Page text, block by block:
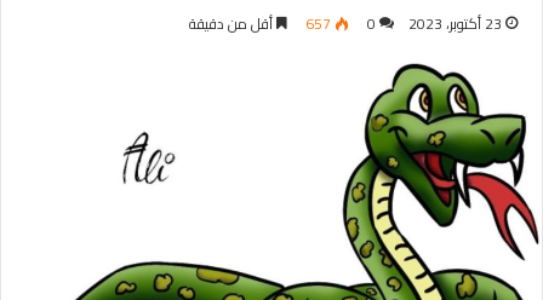
23 أكتوبر، 2023 0
657 أقل من دقيقة